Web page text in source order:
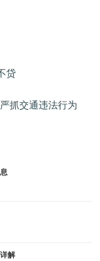
贷
抓交通违法行为
解